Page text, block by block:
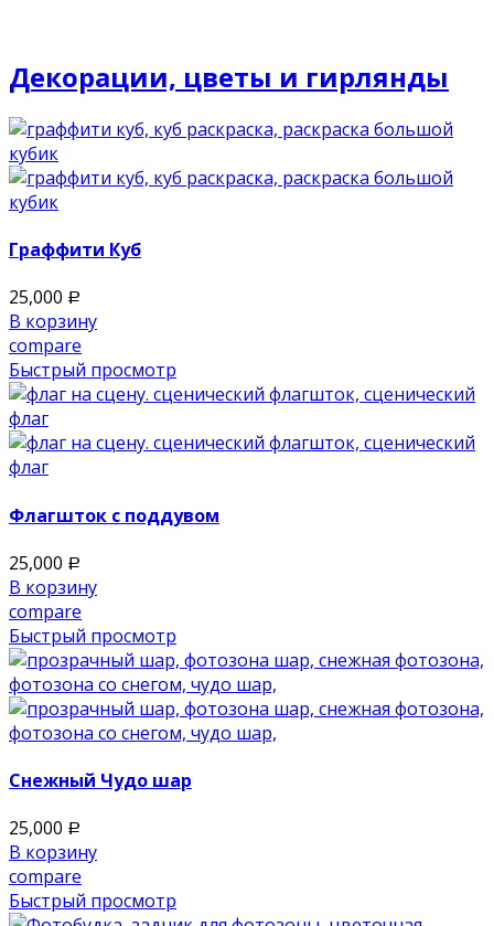
Декорации, цветы и гирлянды
Граффити Куб
25,000 Р
В корзину
compare
Быстрый просмотр
Флагшток с поддувом
25,000 Р
В корзину
compare
Быстрый просмотр
Снежный Чудо шар
25,000 Р
В корзину
compare
Быстрый просмотр